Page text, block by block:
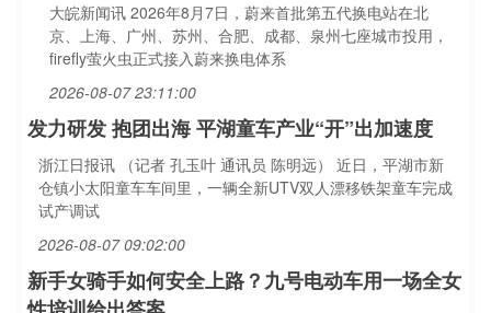
大皖新闻讯 2026年8月7日，蔚来首批第五代换电站在北
京、上海、广州、苏州、合肥、成都、泉州七座城市投用，
firefly萤火虫正式接入蔚来换电体系
2026-08-07 23:11:00
发力研发 抱团出海 平湖童车产业“开”出加速度
浙江日报讯 （记者 孔玉叶 通讯员 陈明远） 近日，平湖市新
仓镇小太阳童车车间里，一辆全新UTV双人漂移铁架童车完成
试产调试
2026-08-07 09:02:00
新手女骑手如何安全上路？九号电动车用一场全女